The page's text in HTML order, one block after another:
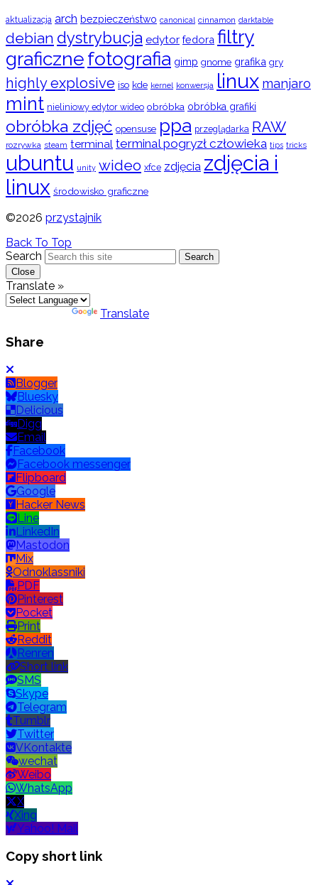
aktualizacja arch bezpieczeństwo canonical cinnamon darktable
debian dystrybucja edytor fedora filtry
graficznefotografia gimp gnome grafika gry
highly explosive iso kde kernel konwersja linux manjaro
mint nieliniowy edytor wideo obróbka obróbka grafiki
obróbka zdjęć opensuse ppa przeglądarka RAW
rozrywka steam terminal terminal pogryzł człowieka tips tricks
ubuntu unity wideo xfce zdjęcia zdjęcia i
linux środowisko graficzne
©2026 przystajnik
Back To Top
Search
Search
Close
Translate »
Translate
Share
Blogger
Bluesky
Delicious
Digg
Email
Facebook
Facebook messenger
Flipboard
Google
Hacker News
Line
LinkedIn
Mastodon
Mix
Odnoklassniki
PDF
Pinterest
Pocket
Print
Reddit
Renren
Short link
SMS
Skype
Telegram
Tumblr
Twitter
VKontakte
wechat
Weibo
WhatsApp
X
Xing
Yahoo! Mail
Copy short link